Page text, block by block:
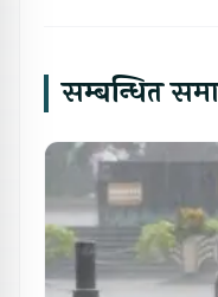
सम्बन्धित